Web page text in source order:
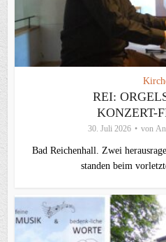
REI:
KONZERT-
30. Juli 2026 von
Bad Reichenhall. Zwei
standen beim